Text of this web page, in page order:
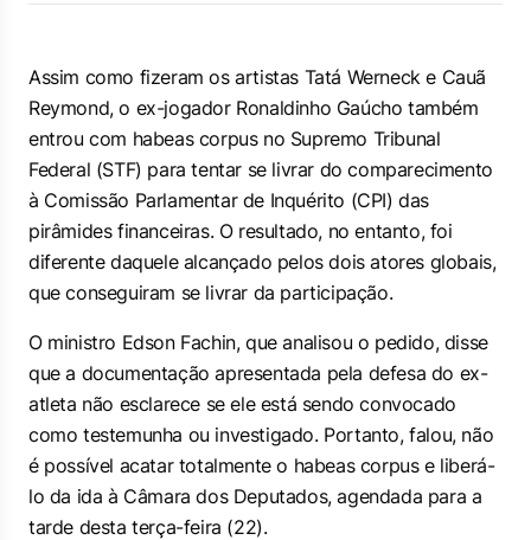
Assim como fizeram os artistas Tatá Werneck e Cauã
Reymond, o ex-jogador Ronaldinho Gaúcho também
entrou com habeas corpusno Supremo Tribunal
Federal (STF) para tentar se livrar do comparecimento
à Comissão Parlamentar de Inquérito (CPI) das
pirâmides financeiras. O resultado, no entanto, foi
diferente daquele alcançado pelos dois atores globais,
que conseguiram se livrar da participação.
O ministro Edson Fachin, que analisou o pedido, disse
que a documentação apresentada pela defesa do ex-
atleta não esclarece se ele está sendo convocado
como testemunha ou investigado. Portanto, falou, não
é possível acatar totalmente o habeas corpuse liberá-
lo da ida à Câmara dos Deputados, agendada para a
tarde desta terça-feira (22).